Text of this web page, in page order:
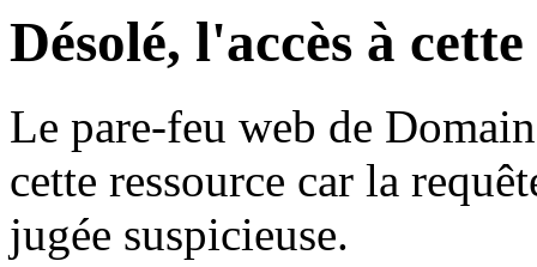
Désolé, l'accès à
Le pare-feu web de
cette ressource car la
jugée suspicieuse.